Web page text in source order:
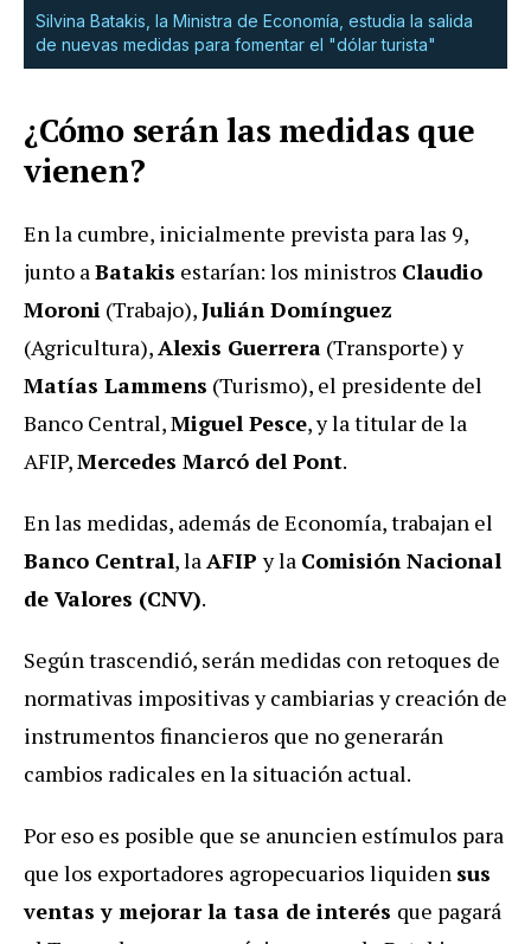
Silvina Batakis, la Ministra de Economía, estudia la salida
de nuevas medidas para fomentar el "dólar turista"
¿Cómo serán las medidas que
vienen?
En la cumbre, inicialmente prevista para las 9,
junto aBatakis estarían: los ministros Claudio
Moroni (Trabajo),Julián Domínguez
(Agricultura),Alexis Guerrera (Transporte) y
Matías Lammens (Turismo), el presidente del
Banco Central,Miguel Pesce, y la titular de la
AFIP,Mercedes Marcó del Pont.
En las medidas, además de Economía, trabajan el
Banco Central, laAFIPy la Comisión Nacional
de Valores (CNV).
Según trascendió, serán medidas con retoques de
normativas impositivas y cambiarias y creación de
instrumentos financieros que no generarán
cambios radicales en la situación actual.
Por eso es posible que se anuncien estímulos para
que los exportadores agropecuarios liquiden sus
ventas y mejorar la tasa de interés que pagará